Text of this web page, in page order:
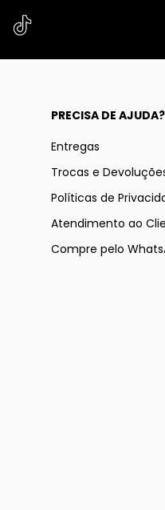
PRECISA DE AJUDA?
Entregas
Trocas e
Políticas de
Atendimento ao
Compre pelo